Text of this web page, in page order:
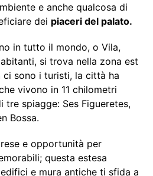
e anche qualcosa di
dei piaceri del palato.
in tutto il mondo, o Vila,
si trova nella zona est
ci sono i turisti, la città ha
vivono in 11 chilometri
tre spiagge: Ses Figueretes,
Bossa.
e opportunità per
questa estesa
e mura antiche ti sfida a